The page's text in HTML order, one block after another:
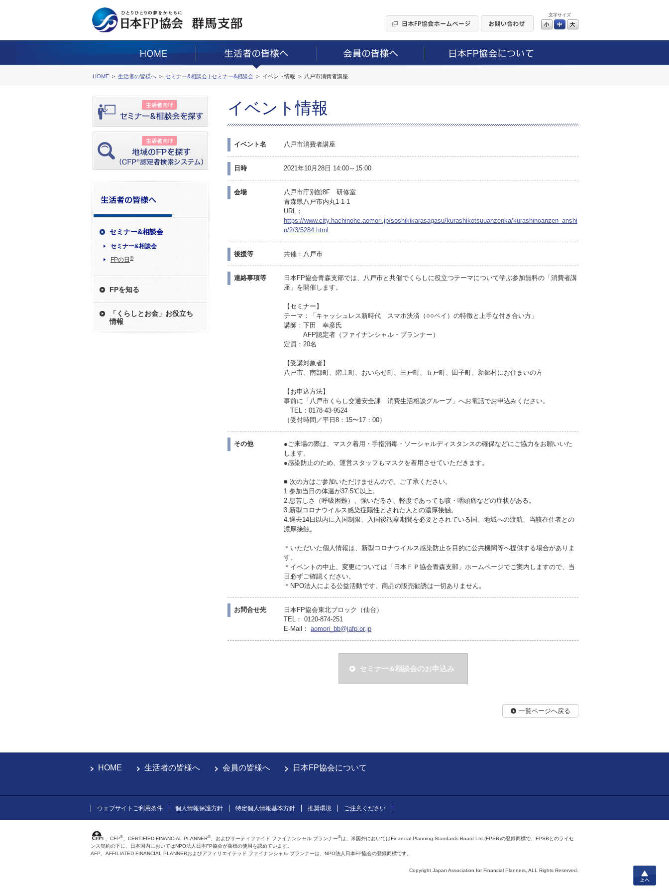
文字サイズ
小 中
HOME 生活者の皆様へ セミナー&相談会 | セミナー&相談会 イベント情報 八戸市消費者講座
セミナー&相談会
セミナー&相談会
FPの日 ®
FPを知る
「くらしとお金」お役立ち
情報
イベント情報
イベント名 八戸市消費者講座
日時 2021年10月28日 14:00～15:00
会場
八戸市庁別館8F 研修室
青森県八戸市内丸1-1-1
URL：
https://www.city.hachinohe.aomori.jp/soshikikarasagasu/kurashikotsuuanzenka/kurashinoanzen_anshi
n/2/3/5284.html
後援等 共催：八戸市
連絡事項等
日本FP協会青森支部では、八戸市と共催でくらしに役立つテーマについて学ぶ参加無料の「消費者講
座」を開催します。
【セミナー】
テーマ：「キャッシュレス新時代 スマホ決済（○○ペイ）の特徴と上手な付き合い方」
講師：下田 幸彦氏
AFP認定者（ファイナンシャル・プランナー）
定員：20名
【受講対象者】
八戸市、南部町、階上町、おいらせ町、三戸町、五戸町、田子町、新郷村にお住まいの方
【お申込方法】
事前に「八戸市くらし交通安全課 消費生活相談グループ」へお電話でお申込みください。
TEL：0178-43-9524
（受付時間／平日8：15〜17：00）
その他
●ご来場の際は、マスク着用・手指消毒・ソーシャルディスタンスの確保などにご協力をお願いいた
します。
●感染防止のため、運営スタッフもマスクを着用させていただきます。
■ 次の方はご参加いただけませんので、ご了承ください。
1.参加当日の体温が37.5℃以上。
2.息苦しさ（呼吸困難）、強いだるさ、軽度であっても咳・咽頭痛などの症状がある。
3.新型コロナウイルス感染症陽性とされた人との濃厚接触。
4.過去14日以内に入国制限、入国後観察期間を必要とされている国、地域への渡航、当該在住者との
濃厚接触。
＊いただいた個人情報は、新型コロナウイルス感染防止を目的に公共機関等へ提供する場合がありま
す。
＊イベントの中止、変更については「日本ＦＰ協会青森支部」ホームページでご案内しますので、当
日必ずご確認ください。
＊NPO法人による公益活動です。商品の販売勧誘は一切ありません。
お問合せ先
日本FP協会東北ブロック（仙台）
TEL： 0120-874-251
E-Mail： aomori_bb@jafp.or.jp
セミナー&相談会のお申込み
一覧ページへ戻る
上へ
HOME 生活者の皆様へ 会員の皆様へ 日本FP協会について
ウェブサイトご利用条件 個人情報保護方針 特定個人情報基本方針 推奨環境 ご注意ください
、CFP® 、CERTIFIED FINANCIAL PLANNER® 、およびサーティファイド ファイナンシャル プランナー®は、米国外においてはFinancial Planning Standards Board Ltd.(FPSB)の登録商標で、FPSBとのライセ
ンス契約の下に、日本国内においてはNPO法人日本FP協会が商標の使用を認めています。
AFP、AFFILIATED FINANCIAL PLANNERおよびアフィリエイテッド ファイナンシャル プランナーは、NPO法人日本FP協会の登録商標です。
Copyright Japan Association for Financial Planners, ALL Rights Reserved.